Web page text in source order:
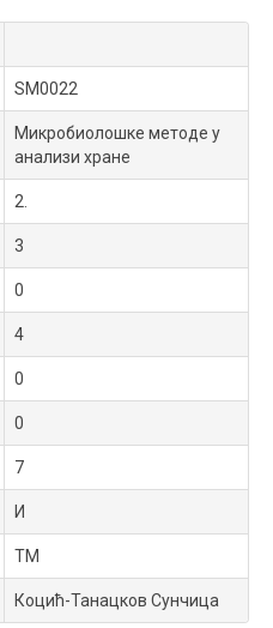
SM0022
Микробиолошке методе у
анализи хране
2.
3
0
4
0
0
7
И
ТМ
Коцић-Танацков Сунчица